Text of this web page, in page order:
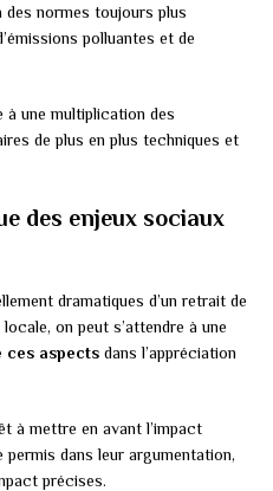
normes toujours plus
polluantes et de
une multiplication des
de plus en plus techniques et
des enjeux sociaux
dramatiques d’un retrait de
on peut s’attendre à une
ces aspects dans l’appréciation
à mettre en avant l’impact
dans leur argumentation,
précises.